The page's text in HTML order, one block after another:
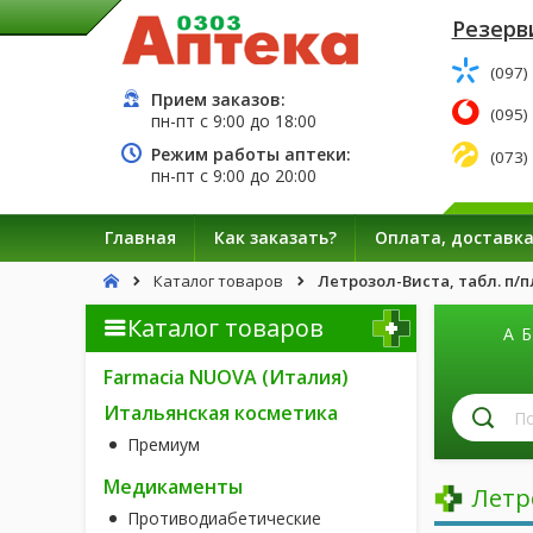
Прием заказов:
пн-пт с9:00 до 18:00
Режим работы аптеки:
пн-пт с9:00 до 20:00
(097)
(095)
(073)
Главная Как заказать? Оплата, доставка
Каталог товаров Летрозол-Виста, табл. п/
Каталог товаров
Farmacia NUOVA (Италия)
Итальянская косметика
Премиум
Медикаменты
Противодиабетические
А Б